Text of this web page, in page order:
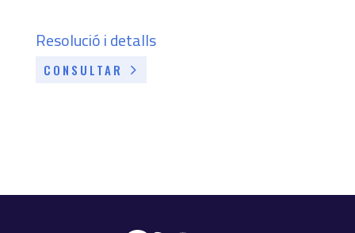
Resolució i detalls
CONSULTAR